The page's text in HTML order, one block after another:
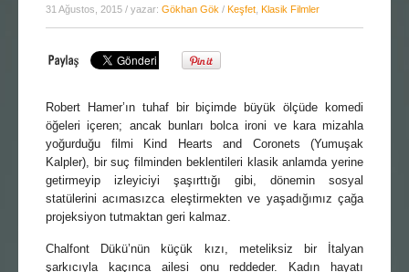
31 Ağustos, 2015 / yazar: Gökhan Gök / Keşfet Klasik Filmler
Robert Hamer’ın tuhaf bir biçimde büyük ölçüde komedi
öğeleri içeren; ancak bunları bolca ironi ve kara mizahla
yoğurduğu filmi Kind Hearts and Coronets (Yumuşak
Kalpler), bir suç filminden beklentileri klasik anlamda yerine
getirmeyip izleyiciyi şaşırttığı gibi, dönemin sosyal
statülerini acımasızca eleştirmekten ve yaşadığımız çağa
projeksiyon tutmaktan geri kalmaz.
Chalfont Dükü’nün küçük kızı, meteliksiz bir İtalyan
şarkıcıyla kaçınca ailesi onu reddeder. Kadın hayatı